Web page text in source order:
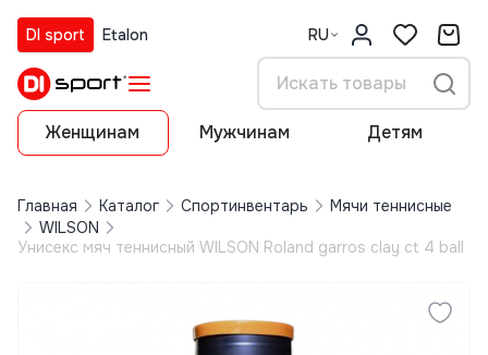
DI sport Etalon RU
Женщинам Мужчинам Детям
Главная Каталог Спортинвентарь
Мячи теннисные
WILSON
Унисекс мяч теннисный WILSON Roland garros clay ct 4 ball